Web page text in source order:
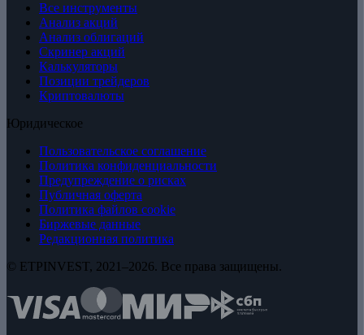
Все инструменты
Анализ акций
Анализ облигаций
Скринер акций
Калькуляторы
Позиции трейдеров
Криптовалюты
Юридическое
Пользовательское соглашение
Политика конфиденциальности
Предупреждение о рисках
Публичная оферта
Политика файлов cookie
Биржевые данные
Редакционная политика
© ETPINVEST, 2021–2026. Все права защищены.